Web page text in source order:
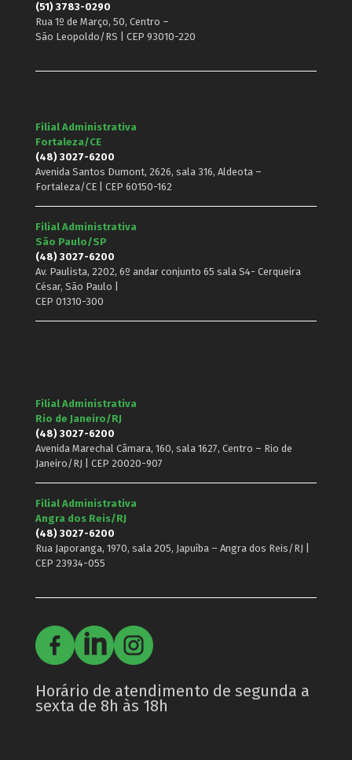
(51) 3783-0290
Rua 1º de Março, 50, Centro –
São Leopoldo/RS | CEP 93010-220
Filial Administrativa
Fortaleza/CE
(48) 3027-6200
Avenida Santos Dumont, 2626, sala 316, Aldeota –
Fortaleza/CE | CEP 60150-162
Filial Administrativa
São Paulo/SP
(48) 3027-6200
Av. Paulista, 2202, 6º andar conjunto 65 sala S4- Cerqueira
César, São Paulo |
CEP 01310-300
Filial Administrativa
Rio de Janeiro/RJ
(48) 3027-6200
Avenida Marechal Câmara, 160, sala 1627, Centro – Rio de
Janeiro/RJ | CEP 20020-907
Filial Administrativa
Angra dos Reis/RJ
(48) 3027-6200
Rua Japoranga, 1970, sala 205, Japuíba – Angra dos Reis/RJ |
CEP 23934-055
Horário de atendimento de segunda a
sexta de 8h às 18h